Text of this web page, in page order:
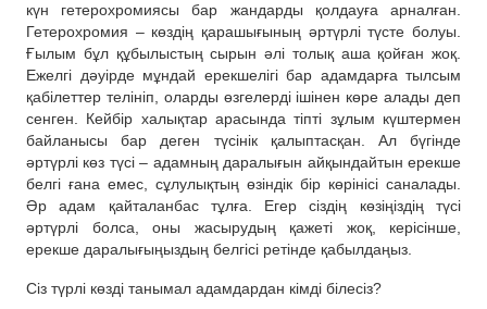
күн гетерохромиясы бар жандарды қолдауға арналған.
Гетерохромия – көздің қарашығының әртүрлі түсте болуы.
Ғылым бұл құбылыстың сырын әлі толық аша қойған жоқ.
Ежелгі дәуірде мұндай ерекшелігі бар адамдарға тылсым
қабілеттер телініп, оларды өзгелерді ішінен көре алады деп
сенген. Кейбір халықтар арасында тіпті зұлым күштермен
байланысы бар деген түсінік қалыптасқан. Ал бүгінде
әртүрлі көз түсі – адамның даралығын айқындайтын ерекше
белгі ғана емес, сұлулықтың өзіндік бір көрінісі саналады.
Әр адам қайталанбас тұлға. Егер сіздің көзіңіздің түсі
әртүрлі болса, оны жасырудың қажеті жоқ, керісінше,
ерекше даралығыңыздың белгісі ретінде қабылдаңыз.
Сіз түрлі көзді танымал адамдардан кімді білесіз?